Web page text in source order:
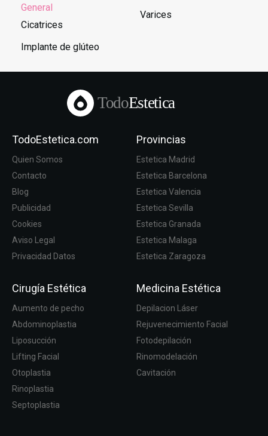
General
Cicatrices
Implante de glúteo
Varices
TodoEstetica
TodoEstetica.com
Quien Somos
Contacto
Blog
Publicidad
Cookies
Aviso Legal
Privacidad Datos
Provincias
Estetica Madrid
Estetica Barcelona
Estetica Valencia
Estetica Sevilla
Estetica Granada
Estetica Malaga
Estetica Zaragoza
Cirugía Estética
Aumento de pecho
Abdominoplastia
Liposucción
Lifting Facial
Otoplastia
Rinoplastia
Septoplastia
Medicina Estética
Depilacion Láser
Rejuvenecimiento Facial
Fotodepilación
Rinomodelación
Cavitación